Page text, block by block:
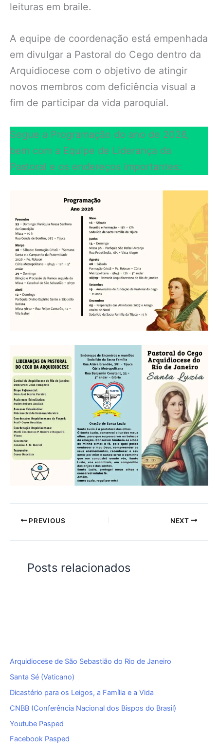
leituras em braile.
A equipe de coordenação está empenhada
em divulgar a Pastoral do Cego dentro da
Arquidiocese com o objetivo de atingir
novos membros com deficiência visual a
fim de participar da vida paroquial.
Segue a Programação do ano de 2026,
bem com a Equipe de Liderança da
Pastoral e os endereços importantes:
PREVIOUS NEXT
Posts relacionados
Arquidiocese de São Sebastião do Rio de Janeiro
Santa Sé (Vaticano)
Dicastério para os Leigos, a Família e a Vida
CNBB (Conferência Nacional dos Bispos do Brasil)
Youtube Pasped
Facebook Pasped